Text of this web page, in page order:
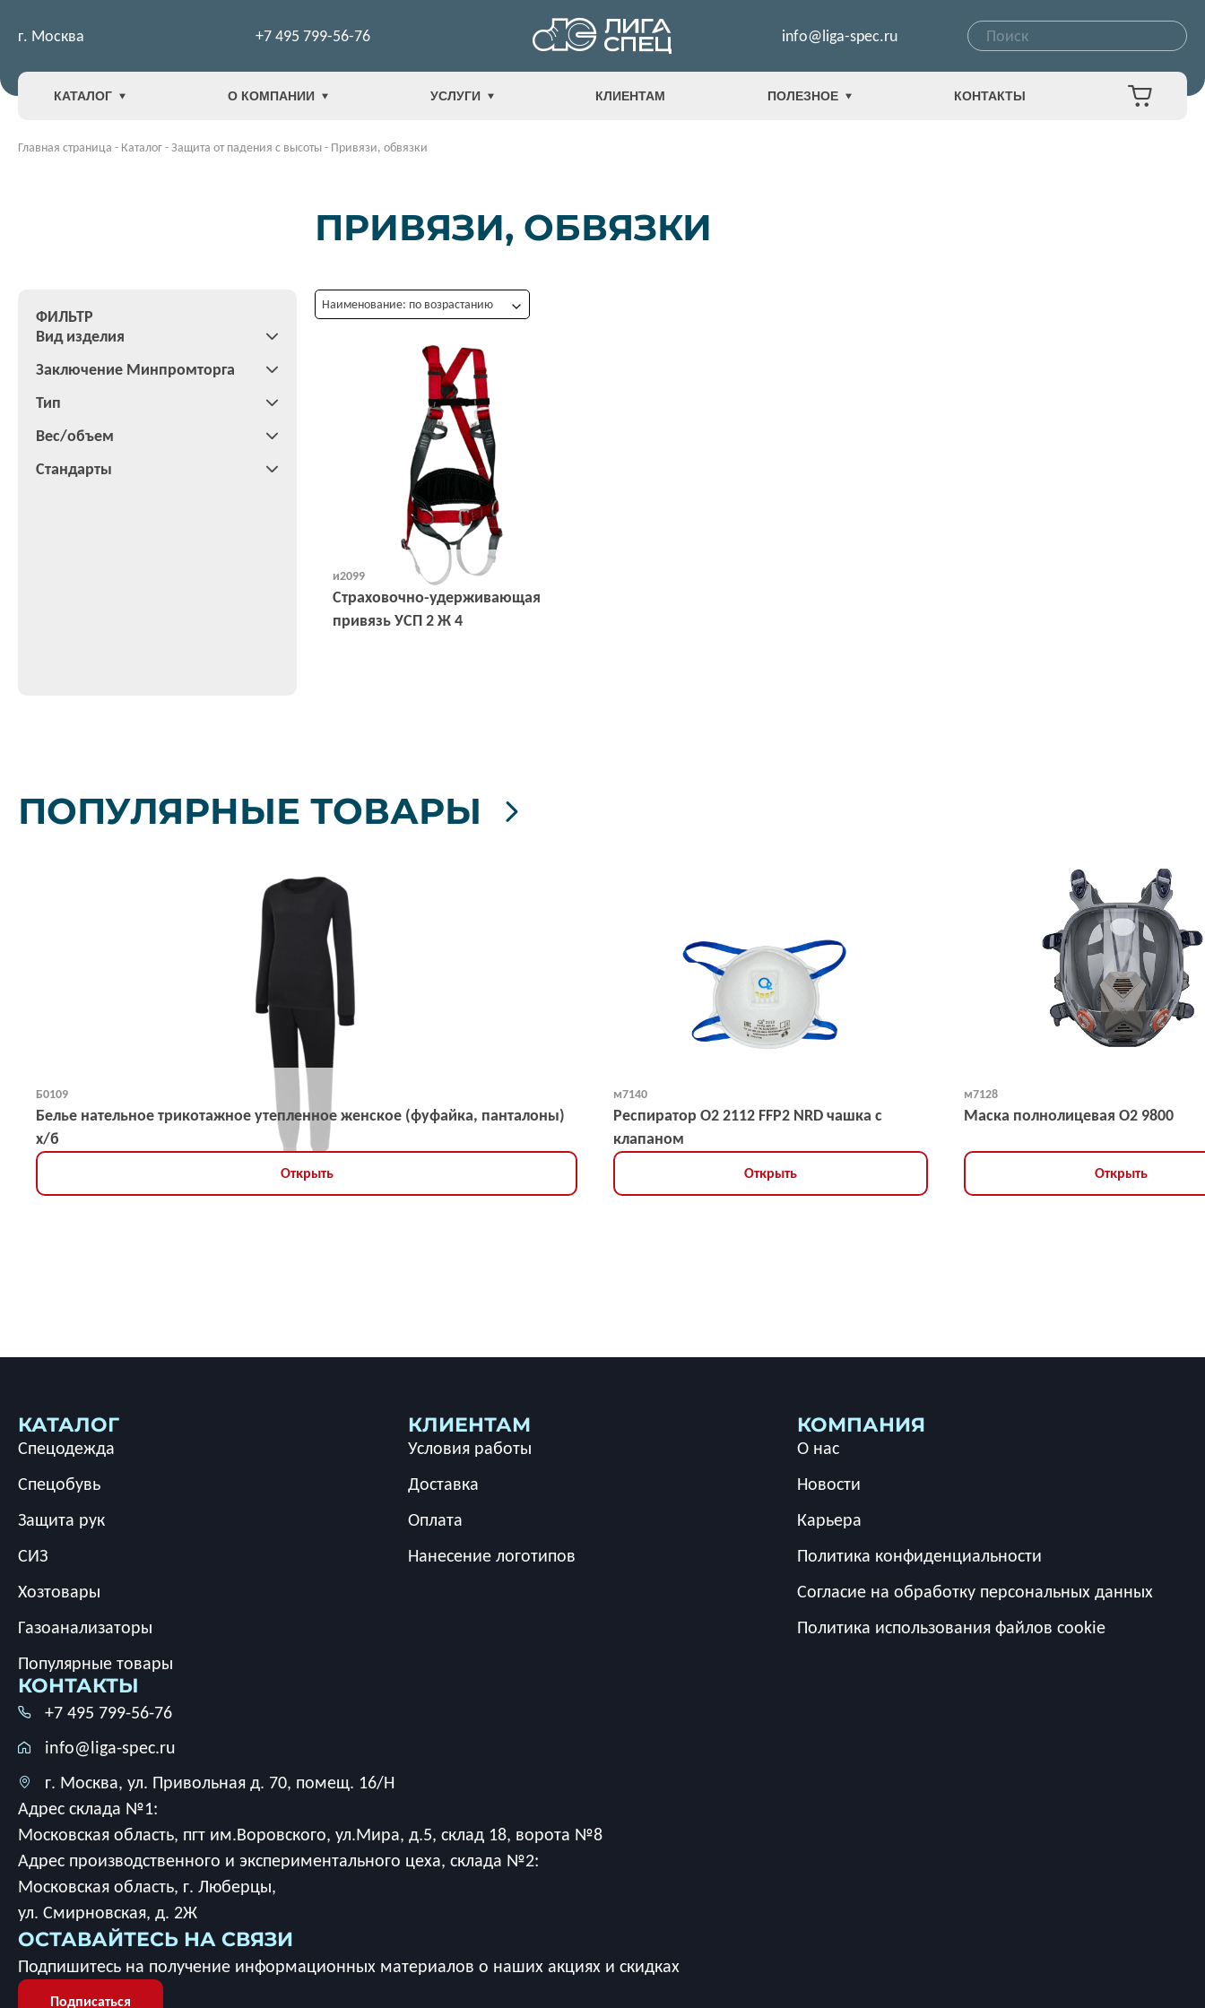
г. Москва +7 495 799-56-76 info@liga-spec.ru
КАТАЛОГ О КОМПАНИИ УСЛУГИ КЛИЕНТАМ ПОЛЕЗНОЕ КОНТАКТЫ
Главная страница - Каталог-Защита от падения с высоты- Привязи, обвязки
ПРИВЯЗИ, ОБВЯЗКИ
ФИЛЬТР
Вид изделия
Заключение Минпромторга
Тип
Вес/объем
Стандарты
Наименование: по возрастанию
и2099
Страховочно-удерживающая
привязь УСП 2 Ж 4
ПОПУЛЯРНЫЕ ТОВАРЫ
Б0109
Белье нательное трикотажное утепленное женское (фуфайка, панталоны)
х/б
Открыть
м7140
Респиратор О2 2112 FFP2 NRD чашка с
клапаном
Открыть
м7128
Маска полнолицевая O2 9800
Открыть
КАТАЛОГ
Спецодежда
Спецобувь
Защита рук
СИЗ
Хозтовары
Газоанализаторы
Популярные товары
КЛИЕНТАМ
Условия работы
Доставка
Оплата
Нанесение логотипов
КОМПАНИЯ
О нас
Новости
Карьера
Политика конфиденциальности
Согласие на обработку персональных данных
Политика использования файлов cookie
КОНТАКТЫ
+7 495 799-56-76
info@liga-spec.ru
г. Москва, ул. Привольная д. 70, помещ. 16/Н
Адрес склада №1:
Московская область, пгт им.Воровского, ул.Мира, д.5, склад 18, ворота №8
Адрес производственного и экспериментального цеха, склада №2:
Московская область, г. Люберцы,
ул. Смирновская, д. 2Ж
ОСТАВАЙТЕСЬ НА СВЯЗИ
Подпишитесь на получение информационных материалов о наших акциях и скидках
Подписаться